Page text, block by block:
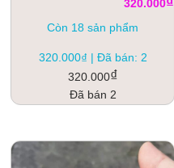
320.000
Còn 18 sản phẩm
320.000₫
Đã bán: 2
320.000₫
Đã bán 2